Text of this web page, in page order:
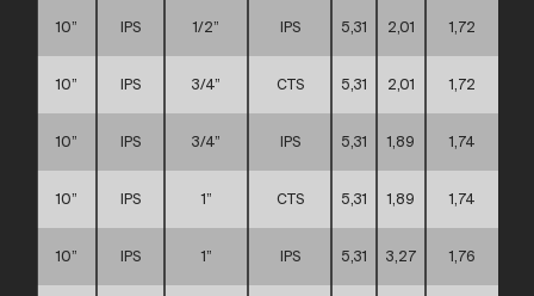
10” IPS 1/2” IPS 5,31 2,01 1,72
10” IPS 3/4” CTS 5,31 2,01 1,72
10” IPS 3/4” IPS 5,31 1,89 1,74
10” IPS 1” CTS 5,31 1,89 1,74
10” IPS 1” IPS 5,31 3,27 1,76